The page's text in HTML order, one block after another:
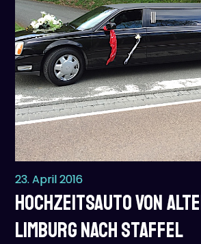
23. April 2016
Hochzeitsauto von
Limburg nach Staffel